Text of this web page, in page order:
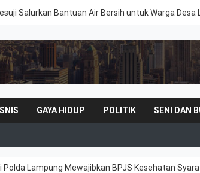
Salurkan Bantuan Air Bersih untuk Warga Desa
GAYA HIDUP POLITIK SENI DAN
Lampung Mewajibkan BPJS Kesehatan